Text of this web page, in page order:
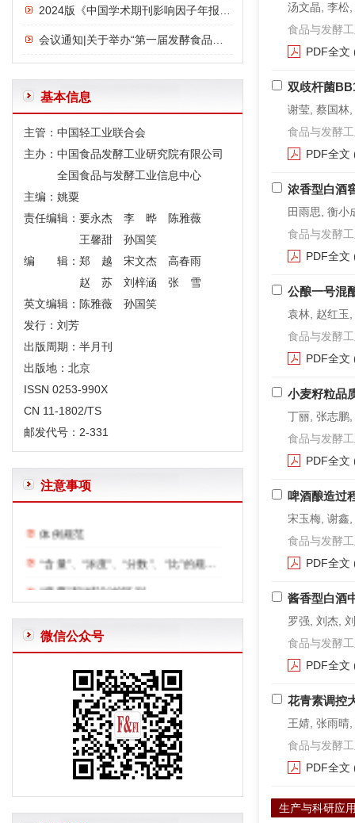
汤文晶, 李松
食品与发酵
PDF全文
双歧杆菌
谢莹, 蔡国林
食品与发酵
PDF全文
浓香型白酒
田雨思, 衡小
食品与发酵
PDF全文
公酿一号混
袁林, 赵红玉
食品与发酵
PDF全文
小麦籽粒品
丁丽, 张志鹏
食品与发酵
PDF全文
啤酒酿造过
宋玉梅, 谢鑫
食品与发酵
PDF全文
酱香型白酒
罗强, 刘杰,
食品与发酵
PDF全文
花青素调控
王婧, 张雨晴
食品与发酵
PDF全文
生产与科研应
基本信息
主管：中国轻工业联合会
主办：中国食品发酵工业研究院有限公司
全国食品与发酵工业信息中心
主编：姚粟
责任编辑：要永杰 李 晔 陈雅薇
王馨甜 孙国笑
编 辑：郑 越 宋文杰 高春雨
赵 苏 刘梓涵 张 雪
英文编辑：陈雅薇 孙国笑
发行：刘芳
出版周期：半月刊
出版地：北京
ISSN 0253-990X
CN 11-1802/TS
邮发代号：2-331
注意事项
“摘要”和“结论”的区别
英文文题及摘要写作要求
正确使用表格中的空白—和0
有关微生物名称的一些说明
微信公众号